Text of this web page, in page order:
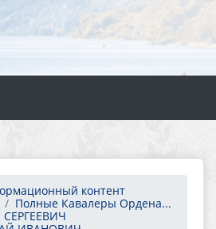
контент
Полные Кавалеры Ордена...
СЕРГЕЕВИЧ